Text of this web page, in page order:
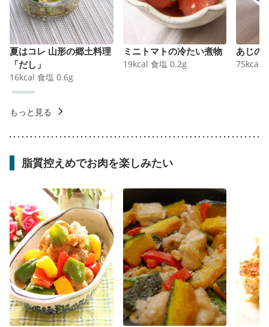
夏はコレ 山形の郷土料理
「だし」
16kcal 食塩 0.6g
ミニトマトの冷たい煮物
19kcal 食塩 0.2g
あじの
75kcal
もっと見る
脂質控えめでお肉を楽しみたい